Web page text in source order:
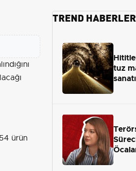
ürün
TREND HABERLER
tuz